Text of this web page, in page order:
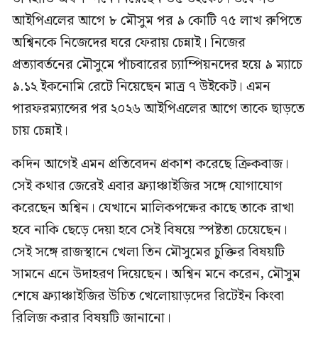
আইপিএলের আগে ৮ মৌসুম পর ৯ কোটি ৭৫ লাখ রুপিতে
অশ্বিনকে নিজেদের ঘরে ফেরায় চেন্নাই। নিজের
প্রত্যাবর্তনের মৌসুমে পাঁচবারের চ্যাম্পিয়নদের হয়ে ৯ ম্যাচে
৯.১২ ইকনোমি রেটে নিয়েছেন মাত্র ৭ উইকেট। এমন
পারফরম্যান্সের পর ২০২৬ আইপিএলের আগে তাকে ছাড়তে
চায় চেন্নাই।
কদিন আগেই এমন প্রতিবেদন প্রকাশ করেছে ক্রিকবাজ।
সেই কথার জেরেই এবার ফ্র্যাঞ্চাইজির সঙ্গে যোগাযোগ
করেছেন অশ্বিন। যেখানে মালিকপক্ষের কাছে তাকে রাখা
হবে নাকি ছেড়ে দেয়া হবে সেই বিষয়ে স্পষ্টতা চেয়েছেন।
সেই সঙ্গে রাজস্থানে খেলা তিন মৌসুমের চুক্তির বিষয়টি
সামনে এনে উদাহরণ দিয়েছেন। অশ্বিন মনে করেন, মৌসুম
শেষে ফ্র্যাঞ্চাইজির উচিত খেলোয়াড়দের রিটেইন কিংবা
রিলিজ করার বিষয়টি জানানো।